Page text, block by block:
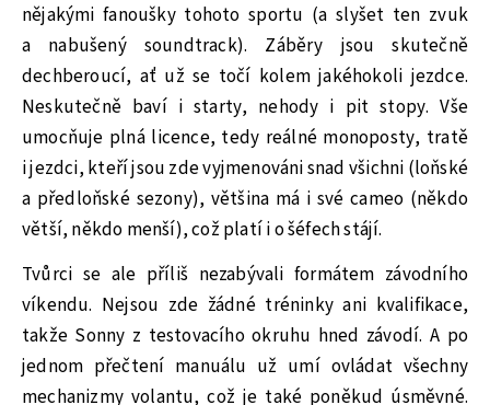
nějakými fanoušky tohoto sportu (a slyšet ten zvuk
a nabušený soundtrack). Záběry jsou skutečně
dechberoucí, ať už se točí kolem jakéhokoli jezdce.
Neskutečně baví i starty, nehody i pit stopy. Vše
umocňuje plná licence, tedy reálné monoposty, tratě
i jezdci, kteří jsou zde vyjmenováni snad všichni (loňské
a předloňské sezony), většina má i své cameo (někdo
větší, někdo menší), což platí i o šéfech stájí.
Tvůrci se ale příliš nezabývali formátem závodního
víkendu. Nejsou zde žádné tréninky ani kvalifikace,
takže Sonny z testovacího okruhu hned závodí. A po
jednom přečtení manuálu už umí ovládat všechny
mechanizmy volantu, což je také poněkud úsměvné.